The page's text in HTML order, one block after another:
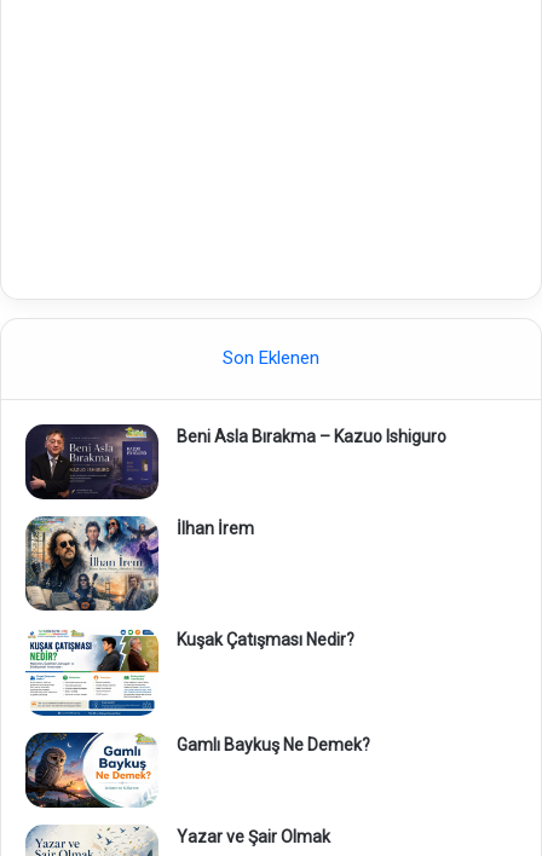
Son Eklenen
Beni Asla Bırakma – Kazuo Ishiguro
İlhan İrem
Kuşak Çatışması Nedir?
Gamlı Baykuş Ne Demek?
Yazar ve Şair Olmak